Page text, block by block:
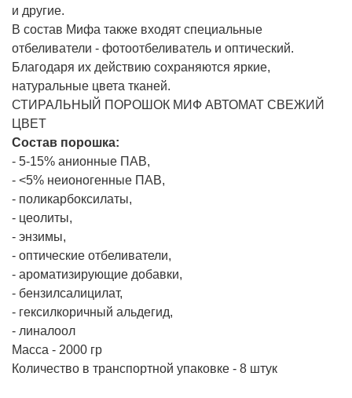
и другие.
В состав Мифа также входят специальные
отбеливатели - фотоотбеливатель и оптический.
Благодаря их действию сохраняются яркие,
натуральные цвета тканей.
СТИРАЛЬНЫЙ ПОРОШОК МИФ АВТОМАТ СВЕЖИЙ
ЦВЕТ
Состав порошка:
- 5-15% анионные ПАВ,
- <5% неионогенные ПАВ,
- поликарбоксилаты,
- цеолиты,
- энзимы,
- оптические отбеливатели,
- ароматизирующие добавки,
- бензилсалицилат,
- гексилкоричный альдегид,
- линалоол
Масса - 2000 гр
Количество в транспортной упаковке - 8 штук